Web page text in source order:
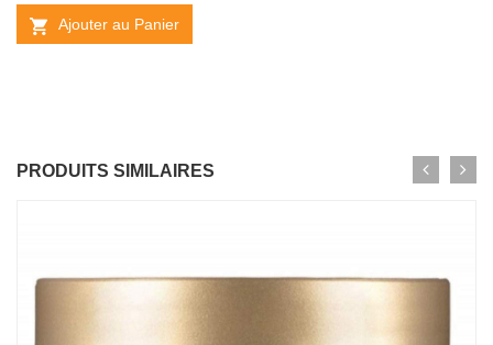
Ajouter au Panier
PRODUITS SIMILAIRES